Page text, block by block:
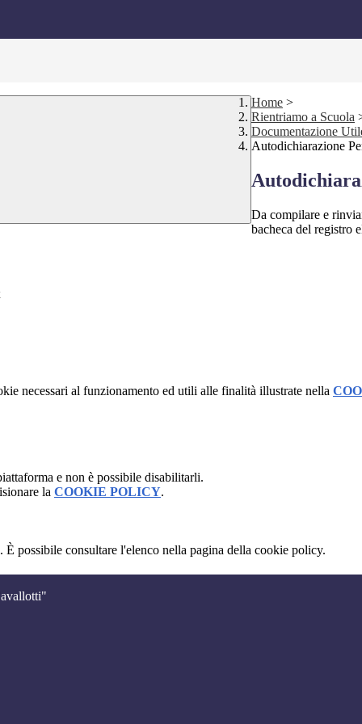
Home >
Rientriamo a Scuola
Documentazione
Autodichiarazione
Da compilare e
bacheca del registro
necessari al funzionamento ed utili alle finalità illustrate nella
e non è possibile disabilitarli.
la COOKIE POLICY.
possibile consultare l'elenco nella pagina della cookie policy.